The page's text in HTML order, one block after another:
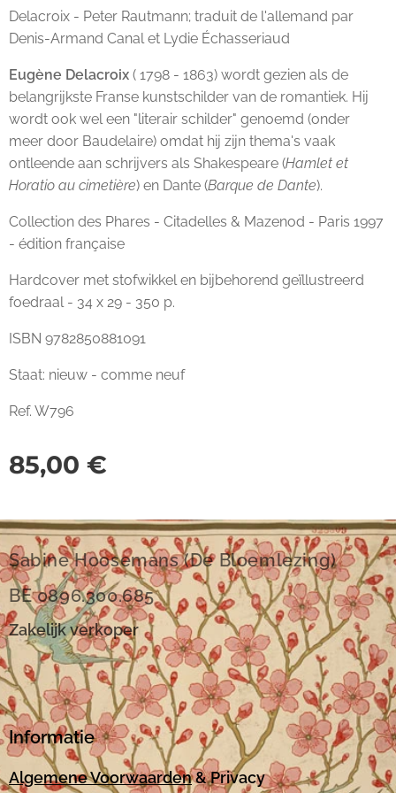
Delacroix - Peter Rautmann; traduit de l'allemand par
Denis-Armand Canal et Lydie Échasseriaud
Eugène Delacroix ( 1798 - 1863) wordt gezien als de
belangrijkste Franse kunstschilder van de romantiek. Hij
wordt ook wel een "literair schilder" genoemd (onder
meer door Baudelaire) omdat hij zijn thema's vaak
ontleende aan schrijvers als Shakespeare (Hamlet et
Horatio au cimetière) en Dante (Barque de Dante).
Collection des Phares - Citadelles & Mazenod - Paris 1997
- édition française
Hardcover met stofwikkel en bijbehorend geïllustreerd
foedraal - 34 x 29 - 350 p.
ISBN 9782850881091
Staat: nieuw - comme neuf
Ref. W796
85,00 €
Sabine Hoosemans (De Bloemlezing)
BE 0896.300.685
Zakelijk verkoper
Informatie
Algemene Voorwaarden& Privacy